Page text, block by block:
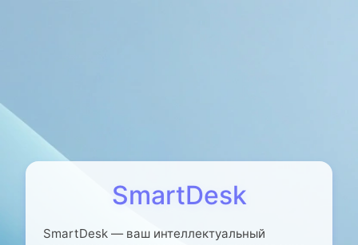
SmartDesk
SmartDesk — ваш интеллектуальный